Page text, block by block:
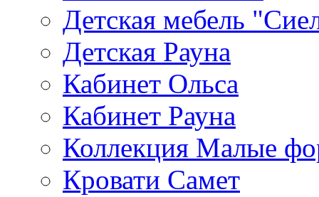
Детская мебель
Детская Рауна
Кабинет Ольса
Кабинет Рауна
Коллекция Малые
Кровати Самет